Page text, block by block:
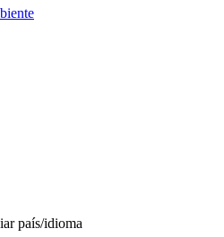
país/idioma